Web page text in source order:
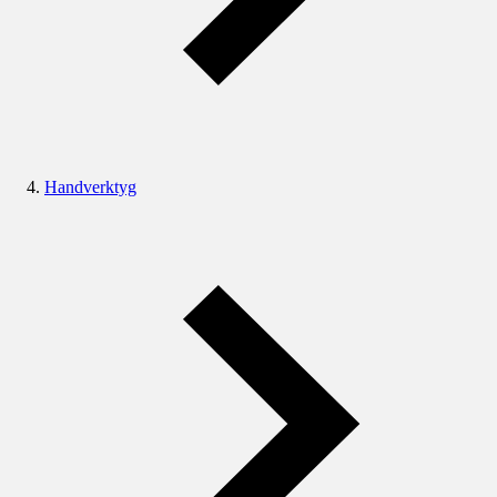
Handverktyg